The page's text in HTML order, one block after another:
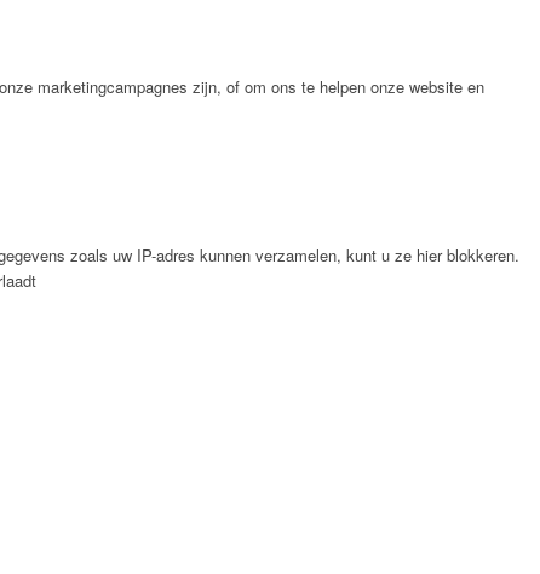
marketingcampagnes zijn, of om ons te helpen onze website en
zoals uw IP-adres kunnen verzamelen, kunt u ze hier blokkeren.